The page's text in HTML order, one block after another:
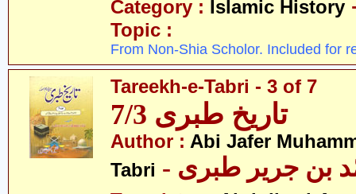
Category : Islamic History
Topic :
From Non-Shia Scholor. Included for
Tareekh-e-Tabri - 3 of 7
تاریخ طبری 7/3
Author : Abi Jafer
Tabri
بن جریر طبری